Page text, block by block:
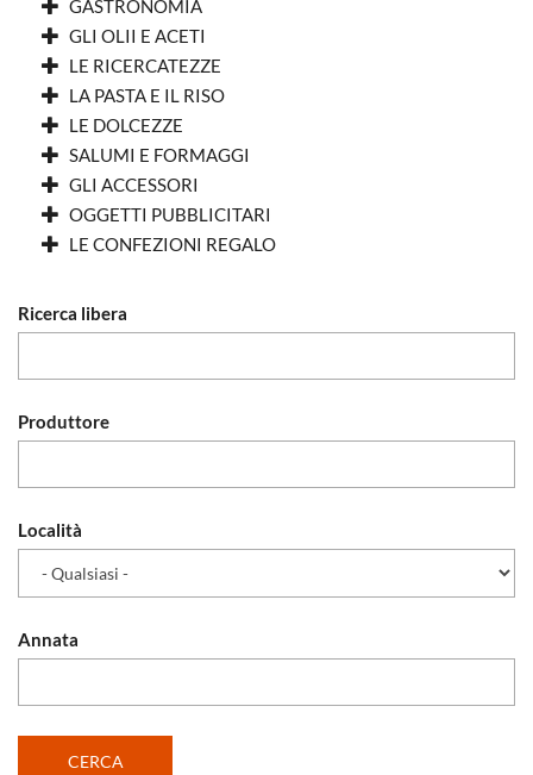
GASTRONOMIA
GLI OLII E ACETI
LE RICERCATEZZE
LA PASTA E IL RISO
LE DOLCEZZE
SALUMI E FORMAGGI
GLI ACCESSORI
OGGETTI PUBBLICITARI
LE CONFEZIONI REGALO
Ricerca libera
Produttore
Località
Annata